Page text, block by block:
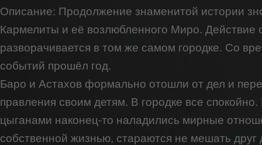
Описание: Продолжение знаменитой истории
Кармелиты и её возлюбленного Миро. Действие
разворачивается в том же самом городке. Со
событий прошёл год.
Баро и Астахов формально отошли от дел и
правления своим детям. В городке все
цыганами наконец-то наладились мирные
собственной жизнью, стараются не мешать друг